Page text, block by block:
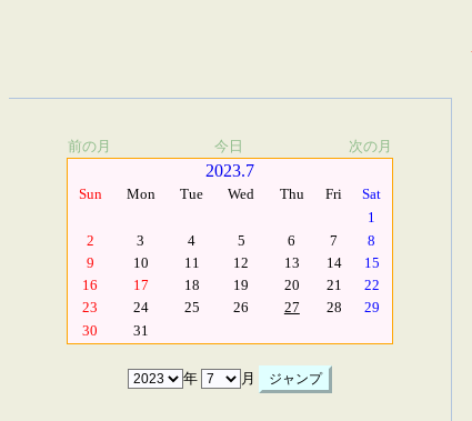
前の月 今日 次の月
2023.7
Sun Mon Tue Wed Thu Fri
Sat
1
2
3 4 5 6 7
8
9
10 11 12 13 14
15
16
17 18 19 20 21
22
23
24 25 26 27 28
29
30
31
年 月